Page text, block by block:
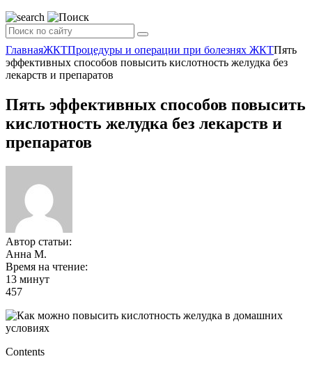
ГлавнаяЖКТПроцедуры и операции при болезнях ЖКТПять
эффективных способов повысить кислотность желудка без
лекарств и препаратов
Пять эффективных способов повысить
кислотность желудка без лекарств и
препаратов
Автор статьи:
Анна М.
Время на чтение:
13 минут
457
Contents